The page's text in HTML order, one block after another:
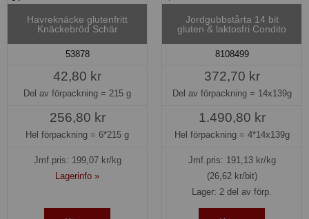
Havreknäcke glutenfritt
Knäckebröd Schär
53878
42,80 kr
Del av förpackning = 215 g
256,80 kr
Hel förpackning = 6*215 g
Jmf.pris: 199,07kr/kg
Lagerinfo »
Jordgubbstårta 14 bit
gluten & laktosfri Condito
8108499
372,70 kr
Del av förpackning = 14x139g
1.490,80 kr
Hel förpackning = 4*14x139g
Jmf.pris: 191,13kr/kg
(26,62 kr/bit)
Lager: 2 del av förp.